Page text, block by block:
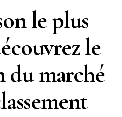
le plus
le
du marché